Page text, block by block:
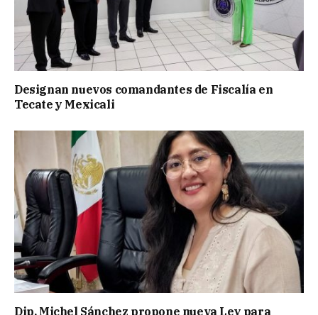
Designan nuevos comandantes de Fiscalía en
Tecate y Mexicali
Dip. Michel Sánchez propone nueva Ley para